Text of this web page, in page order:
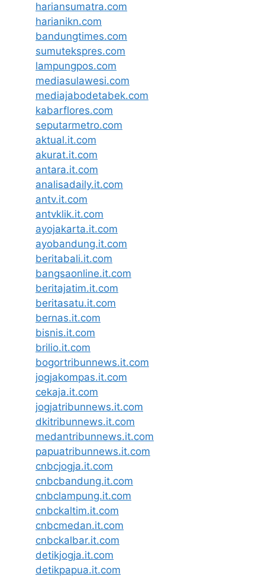
hariansumatra.com
harianikn.com
bandungtimes.com
sumutekspres.com
lampungpos.com
mediasulawesi.com
mediajabodetabek.com
kabarflores.com
seputarmetro.com
aktual.it.com
akurat.it.com
antara.it.com
analisadaily.it.com
antv.it.com
antvklik.it.com
ayojakarta.it.com
ayobandung.it.com
beritabali.it.com
bangsaonline.it.com
beritajatim.it.com
beritasatu.it.com
bernas.it.com
bisnis.it.com
brilio.it.com
bogortribunnews.it.com
jogjakompas.it.com
cekaja.it.com
jogjatribunnews.it.com
dkitribunnews.it.com
medantribunnews.it.com
papuatribunnews.it.com
cnbcjogja.it.com
cnbcbandung.it.com
cnbclampung.it.com
cnbckaltim.it.com
cnbcmedan.it.com
cnbckalbar.it.com
detikjogja.it.com
detikpapua.it.com